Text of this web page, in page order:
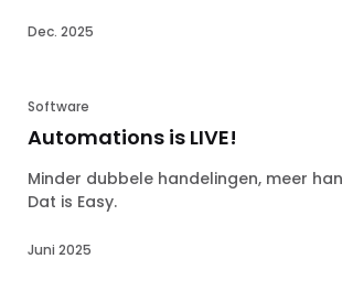
Dec. 2025
Software
Automations is LIVE!
Minder dubbele handelingen, meer
Dat is Easy.
Juni 2025